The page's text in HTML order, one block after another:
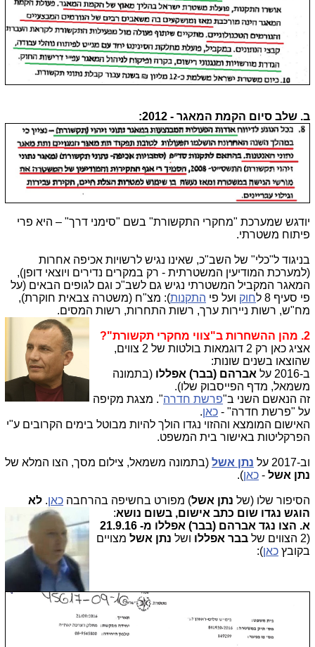
ב. שלב סיום הקמת המאגר - 2012:
יודגש שמערכת "מחקרי התקשורת" בשם "סימני דרך" – היא פרי
פיתוח משטרתי.
בניגוד ל"כלי" של השב"כ, שאינו נגיש לרשויות אכיפה אחרות
(למערכת המודיעין המשטרתית - רק במקרים נדירים ויוצאי דופן),
המאגר המקביל המשטרתי נגיש גם לשב"כ וגם לגופים הבאים (על
פי סעיף 8 ל
חוק ועל פי התקנות): מצ"ח (משטרה צבאית חוקרת),
מח"ש, רשות ניירות ערך, רשות התחרות, רשות המסים.
2. מהן ההשחרות ב"צווי מחקרי תקשורת"?
אציג כאן רק 2 דוגמאות בולטות של 2 צווים,
שהוצאו בשנים שונות:
ב-2016 על
אברהם (בבר) אפללו (בתמונה
משמאל, מדף הפייסבוק שלו).
זה הנאשם השני ב"פרשת חדרה". מצגת מקיפה
על "פרשת חדרה" - כאן.
האישום המומצא וההזוי נגדו הולך להיות מבוטל בימים הקרובים ע"י
הפרקליטות באישור בית המשפט.
וב-2017 על נתן אשל (בתמונה משמאל, צילום מסך, הצו המלא של
נתן אשל - כאן).
הסיפור שלו (של נתן אשל) מפורט בחשיפה בהרחבה כאן. לא
הוגש נגדו שום כתב אישום, בשום נושא:
א. הצו נגד אברהם (בבר) אפללו מ- 21.9.16
(2 הצווים של
בבר אפללו ושל נתן אשל מצויים
בקובץ כאן):